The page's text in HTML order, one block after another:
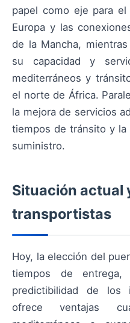
papel como eje para
Europa y las
de la Mancha,
su capacidad y
mediterráneos y
el norte de África.
la mejora de servicios
tiempos de tránsito y la
suministro.
Situación actual
transportistas
Hoy, la elección del
tiempos de
predictibilidad de los
ofrece ventajas